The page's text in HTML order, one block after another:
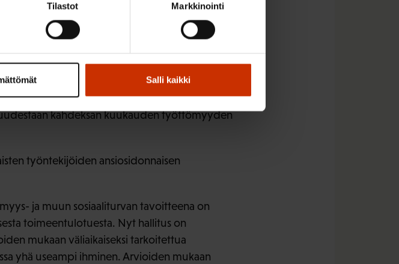
Tilastot Markkinointi
Salli kaikki
osalle osa-aikatyötä tekevistä yksinhuoltajista.
Leikkausten kokonaisvaikutuksia on arvioitava
porrastaminen tulee eduskunnan
mukaan työttömyysturvaa leikattaisiin jo
kahdeksan kuukauden työttömyyden
työntekijöiden ansiosidonnaisen
ja muun sosiaaliturvan tavoitteena on
toimeentulotuesta. Nyt hallitus on
mukaan väliaikaiseksi tarkoitettua
yhä useampi ihminen. Arvioiden mukaan